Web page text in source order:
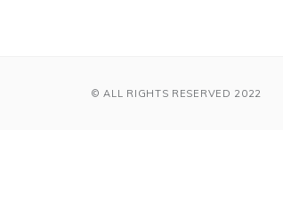
© ALL RIGHTS RESERVED 2022